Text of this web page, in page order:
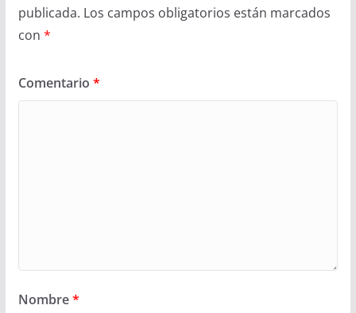
publicada. Los campos obligatorios están marcados
con *
Comentario *
Nombre*